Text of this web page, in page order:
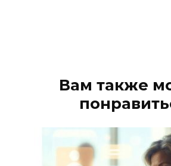
Вам также